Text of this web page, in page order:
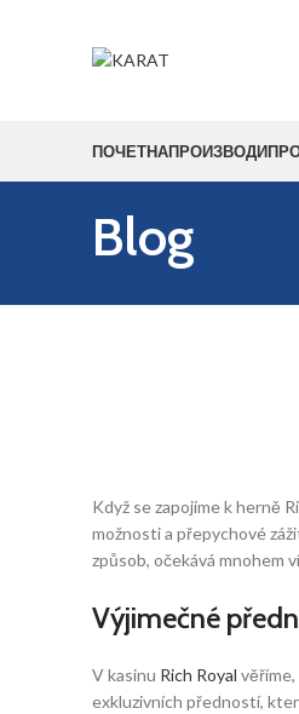
ПОЧЕТНАПРОИЗВОДИ
Blog
Když se zapojíme k herně
možnosti a přepychové
způsob, očekává mnohem
Výjimečné
V kasinu Rich Royal
exkluzivních předností,